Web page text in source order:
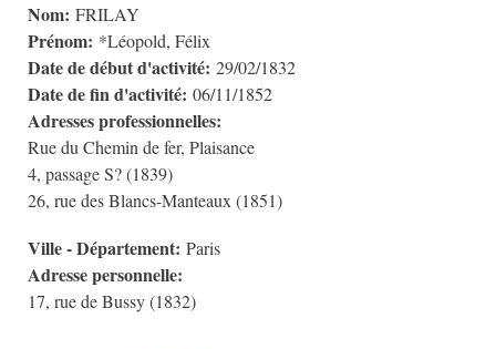
Nom: FRILAY
Prénom: *Léopold, Félix
Date de début d'activité: 29/02/1832
Date de fin d'activité: 06/11/1852
Adresses professionnelles:
Rue du Chemin de fer, Plaisance
4, passage S? (1839)
26, rue des Blancs-Manteaux (1851)
Ville - Département: Paris
Adresse personnelle:
17, rue de Bussy (1832)